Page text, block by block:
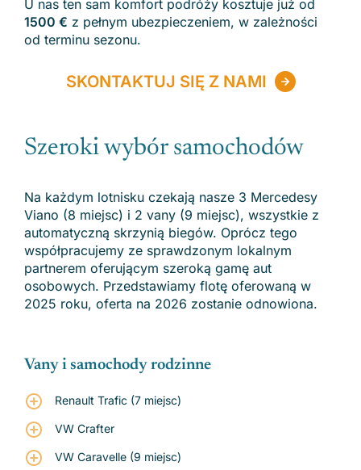
U nas ten sam komfort podróży kosztuje już od
1500 € z pełnym ubezpieczeniem, w zależności
od terminu sezonu.
SKONTAKTUJ SIĘ Z NAMI
Szeroki wybór samochodów
Na każdym lotnisku czekają nasze 3 Mercedesy
Viano (8 miejsc) i 2 vany (9 miejsc), wszystkie z
automatyczną skrzynią biegów. Oprócz tego
współpracujemy ze sprawdzonym lokalnym
partnerem oferującym szeroką gamę aut
osobowych. Przedstawiamy flotę oferowaną w
2025 roku, oferta na 2026 zostanie odnowiona.
Vany i samochody rodzinne
Renault Trafic (7 miejsc)
VW Crafter
VW Caravelle (9 miejsc)